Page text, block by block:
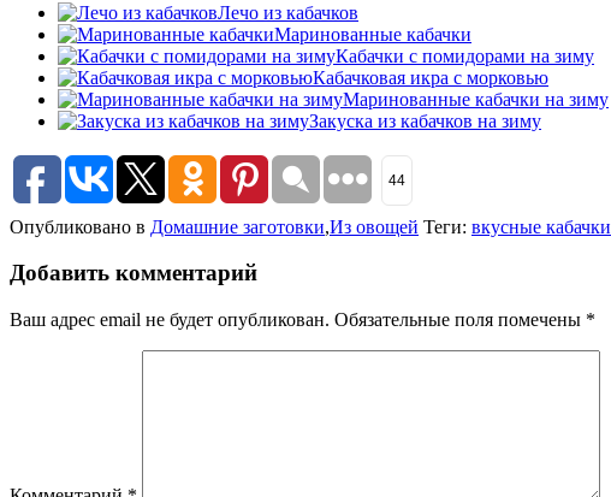
Лечо из кабачков
Маринованные кабачки
Кабачки с помидорами на зиму
Кабачковая икра с морковью
Маринованные кабачки на зиму
Закуска из кабачков на зиму
44
Опубликовано в Домашние заготовки,Из овощей Теги: вкусные кабачки
Добавить комментарий
Ваш адрес email не будет опубликован. Обязательные поля помечены *